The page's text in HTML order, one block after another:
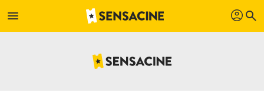
menu profil search